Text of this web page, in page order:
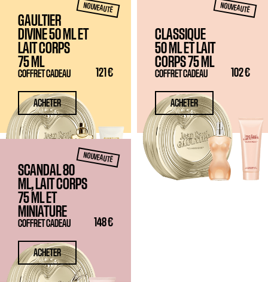
NOUVEAUTÉ
GAULTIER
DIVINE50 MLET
LAIT CORPS
75 ML
COFFRET CADEAU 121 €
ACHETER
NOUVEAUTÉ
CLASSIQUE
50 MLET LAIT
CORPS75 ML
COFFRET CADEAU 102 €
ACHETER
NOUVEAUTÉ
SCANDAL 80
ML, LAIT CORPS
75 MLET
MINIATURE
COFFRET CADEAU 148 €
ACHETER